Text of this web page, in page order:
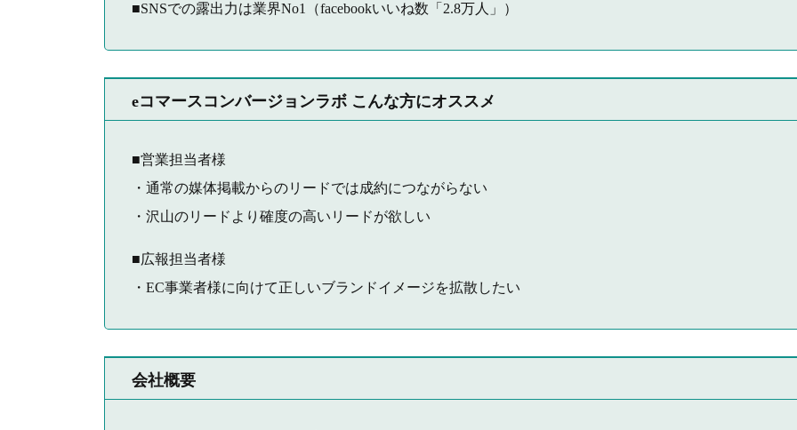
■SNSでの露出力は業界No1（facebookいいね数「2.8万人」）
eコマースコンバージョンラボ こんな方にオススメ
■営業担当者様
・通常の媒体掲載からのリードでは成約につながらない
・沢山のリードより確度の高いリードが欲しい
■広報担当者様
・EC事業者様に向けて正しいブランドイメージを拡散したい
会社概要